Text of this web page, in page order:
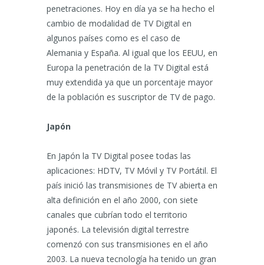
penetraciones. Hoy en día ya se ha hecho el
cambio de modalidad de TV Digital en
algunos países como es el caso de
Alemania y España. Al igual que los EEUU, en
Europa la penetración de la TV Digital está
muy extendida ya que un porcentaje mayor
de la población es suscriptor de TV de pago.
Japón
En Japón la TV Digital posee todas las
aplicaciones: HDTV, TV Móvil y TV Portátil. El
país inició las transmisiones de TV abierta en
alta definición en el año 2000, con siete
canales que cubrían todo el territorio
japonés. La televisión digital terrestre
comenzó con sus transmisiones en el año
2003. La nueva tecnología ha tenido un gran